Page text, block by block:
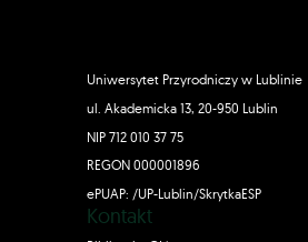
Uniwersytet Przyrodniczy w Lublinie
ul. Akademicka 13, 20-950 Lublin
NIP 712 010 37 75
REGON 000001896
ePUAP: /UP-Lublin/SkrytkaESP
Kontakt